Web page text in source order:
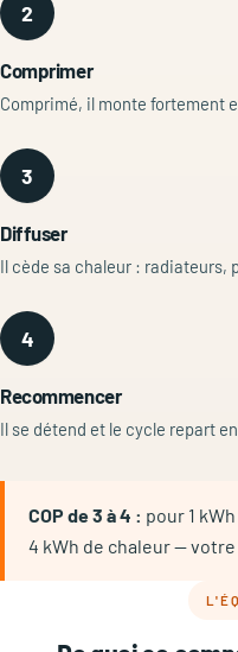
2
Comprimer
Comprimé, il monte fortement
3
Diffuser
Il cède sa chaleur : radiateurs,
4
Recommencer
Il se détend et le cycle repart
COP de 3 à 4 : pour 1
4 kWh de chaleur —